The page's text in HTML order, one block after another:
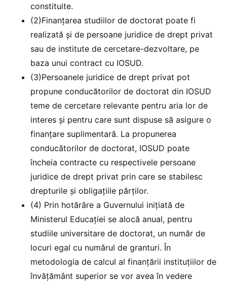
constituite.
(2)Finanțarea studiilor de doctorat poate fi
realizată și de persoane juridice de drept privat
sau de institute de cercetare-dezvoltare, pe
baza unui contract cu IOSUD.
(3)Persoanele juridice de drept privat pot
propune conducătorilor de doctorat din IOSUD
teme de cercetare relevante pentru aria lor de
interes și pentru care sunt dispuse să asigure o
finanțare suplimentară. La propunerea
conducătorilor de doctorat, IOSUD poate
încheia contracte cu respectivele persoane
juridice de drept privat prin care se stabilesc
drepturile și obligațiile părților.
(4) Prin hotărâre a Guvernului inițiată de
Ministerul Educației se alocă anual, pentru
studiile universitare de doctorat, un număr de
locuri egal cu numărul de granturi. În
metodologia de calcul al finanțării instituțiilor de
învățământ superior se vor avea în vedere